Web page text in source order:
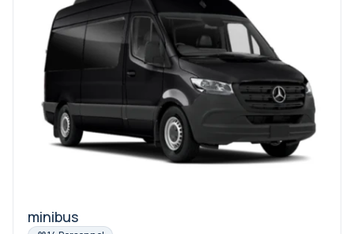
minibus